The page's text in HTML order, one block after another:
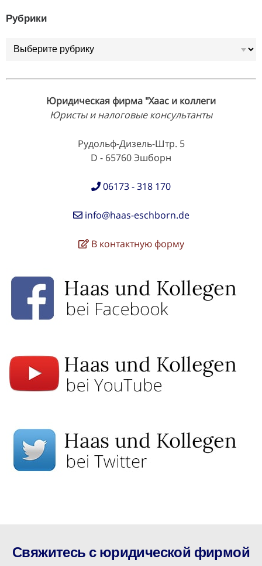
Рубрики
Рубрики
Юридическая фирма "Хаас и коллеги
Юристы и налоговые консультанты
Рудольф-Дизель-Штр. 5
D - 65760 Эшборн
06173 - 318 170
info@haas-eschborn.de
В контактную форму
Свяжитесь с юридической фирмой